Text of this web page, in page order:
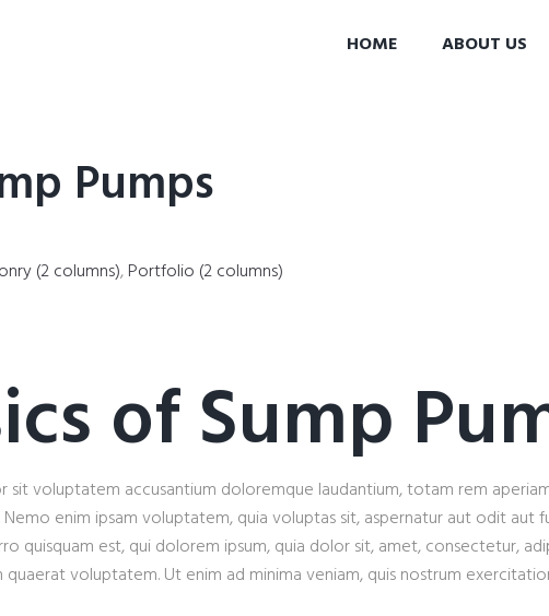
HOME ABOUT US
Pumps
(2 columns),Portfolio (2 columns)
of Sump
sit voluptatem accusantium doloremque laudantium, totam rem
enim ipsam voluptatem, quia voluptas sit, aspernatur aut odit aut
quisquam est, qui dolorem ipsum, quia dolor sit, amet, consectetur,
voluptatem. Ut enim ad minima veniam, quis nostrum